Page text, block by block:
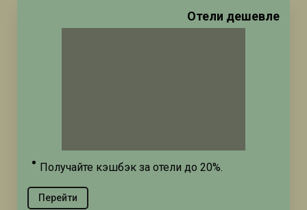
Отели дешевле
Получайте кэшбэк за отели до 20%.
Перейти